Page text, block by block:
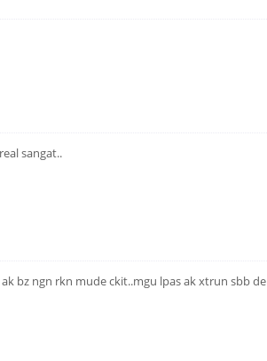
sangat..
bz ngn rkn mude ckit..mgu lpas ak xtrun sbb de